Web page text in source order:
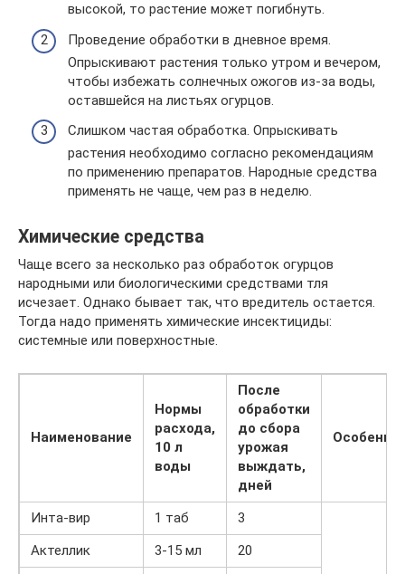
высокой, то растение может погибнуть.
Проведение обработки в дневное время.
Опрыскивают растения только утром и вечером,
чтобы избежать солнечных ожогов из-за воды,
оставшейся на листьях огурцов.
Слишком частая обработка. Опрыскивать
растения необходимо согласно рекомендациям
по применению препаратов. Народные средства
применять не чаще, чем раз в неделю.
Химические средства
Чаще всего за несколько раз обработок огурцов
народными или биологическими средствами тля
исчезает. Однако бывает так, что вредитель остается.
Тогда надо применять химические инсектициды:
системные или поверхностные.
Наименование
Нормы
расхода,
10 л
воды
После
обработки
до сбора
урожая
выждать,
дней
Инта-вир 1 таб 3
Актеллик 3-15 мл
20